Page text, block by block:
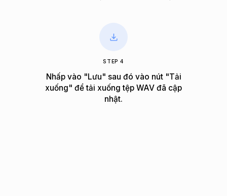
STEP 4
Nhấp vào "Lưu" sau đó vào nút "Tải
xuống" để tải xuống tệp WAV đã cập
nhật.